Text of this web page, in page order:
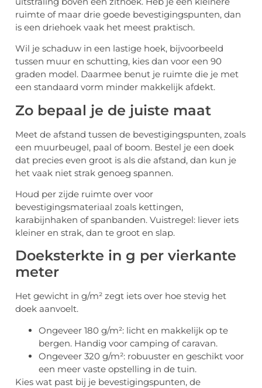
ruimte of maar drie goede bevestigingspunten, dan
is een driehoek vaak het meest praktisch.
Wil je schaduw in een lastige hoek, bijvoorbeeld
tussen muur en schutting, kies dan voor een 90
graden model. Daarmee benut je ruimte die je met
een standaard vorm minder makkelijk afdekt.
Zo bepaal je de juiste maat
Meet de afstand tussen de bevestigingspunten, zoals
een muurbeugel, paal of boom. Bestel je een doek
dat precies even groot is als die afstand, dan kun je
het vaak niet strak genoeg spannen.
Houd per zijde ruimte over voor
bevestigingsmateriaal zoals kettingen,
karabijnhaken of spanbanden. Vuistregel: liever iets
kleiner en strak, dan te groot en slap.
Doeksterkte in g per vierkante
meter
Het gewicht in g/m² zegt iets over hoe stevig het
doek aanvoelt.
Ongeveer 180 g/m²: licht en makkelijk op te
bergen. Handig voor camping of caravan.
Ongeveer 320 g/m²: robuuster en geschikt voor
een meer vaste opstelling in de tuin.
Kies wat past bij je bevestigingspunten, de